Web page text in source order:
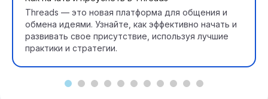
Threads — это новая платформа для общения и
обмена идеями. Узнайте, как эффективно начать и
развивать свое присутствие, используя лучшие
практики и стратегии.